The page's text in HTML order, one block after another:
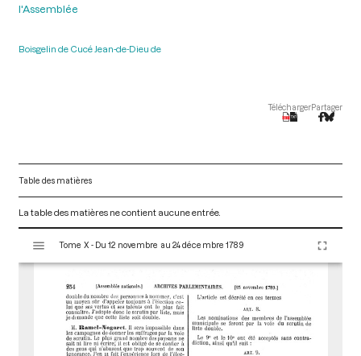
l'Assemblée
Boisgelin de Cucé Jean-de-Dieu de
TéléchargerPartager
Table des matières
La table des matières ne contient aucune entrée.
s
Tome X - Du 12 novembre au 24 décembre 1789